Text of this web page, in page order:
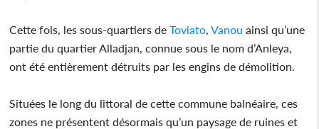
Cette fois, les sous-quartiers de Toviato Vanou ainsi qu’une
partie du quartier Alladjan, connue sous le nom d’Anleya,
ont été entièrement détruits par les engins de démolition.
Situées le long du littoral de cette commune balnéaire, ces
zones ne présentent désormais qu’un paysage de ruines et